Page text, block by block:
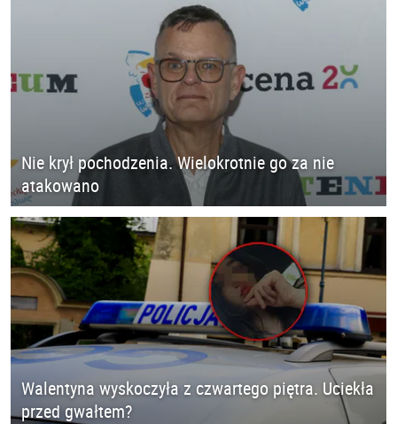
Nie krył pochodzenia. Wielokrotnie go za nie
atakowano
Walentyna wyskoczyła z czwartego piętra. Uciekła
przed gwałtem?